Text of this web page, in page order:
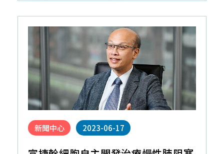
新聞中心 2023-06-17